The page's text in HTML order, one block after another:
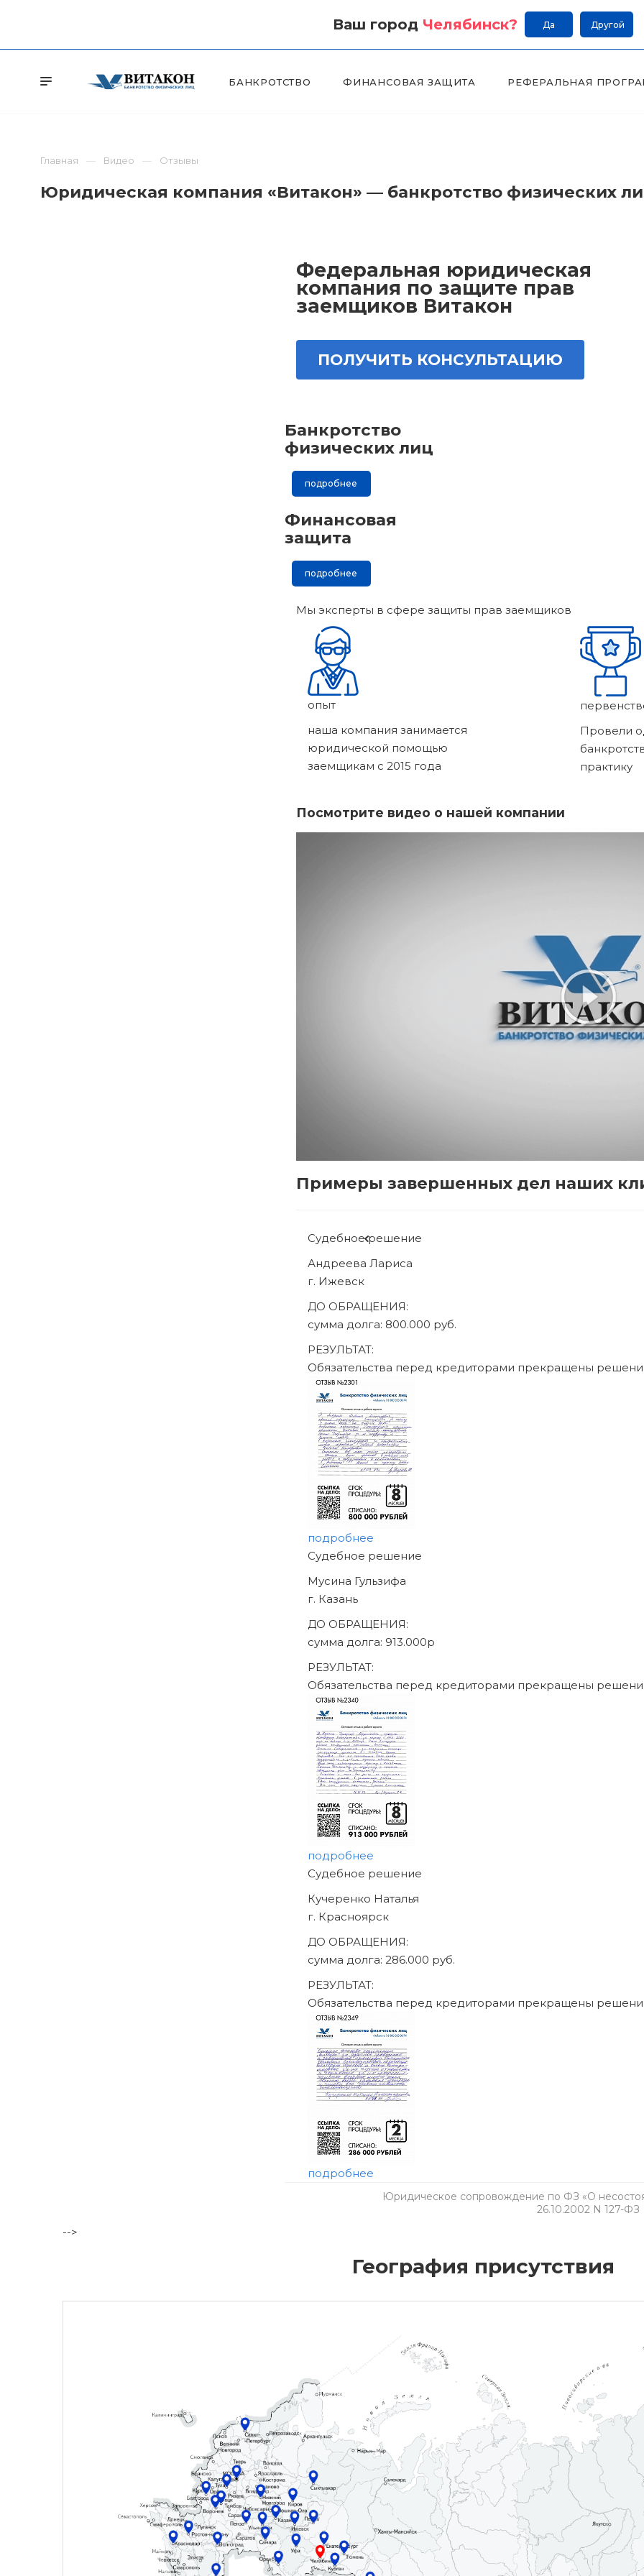
Ваш город Челябинск? Да Другой
БАНКРОТСТВО ФИНАНСОВАЯ ЗАЩИТА РЕФЕРАЛЬНАЯ
Главная Видео Отзывы
Юридическая компания «Витакон» — банкротство физических
Федеральная юридическая
компания по защите прав
заемщиков Витакон
ПОЛУЧИТЬ КОНСУЛЬТАЦИЮ
Банкротство
физических лиц
подробнее
Финансовая
защита
подробнее
Мы эксперты в сфере защиты прав заемщиков
опыт
наша компания занимается
юридической помощью
заемщикам с 2015 года
Провели
практику
Посмотрите видео о нашей компании
Примеры завершенных дел наших
Судебное решение
Рябова Людмила
г. Ижевск
ДО ОБРАЩЕНИЯ:
сумма долга: 470.000 руб.
РЕЗУЛЬТАТ:
Обязательства перед кредиторами прекращены
подробнее
НАЧНИТЕ ИЗБАВЛЯТЬСЯ
ОТ ДОЛГОВ
УЖЕ СЕГОДНЯ!
Записаться на консультацию
Юридическое сопровождение по ФЗ «О
География присутствия
Банкротство влечёт негативные последствия, в том числе ограничения на получение кредита и повторное